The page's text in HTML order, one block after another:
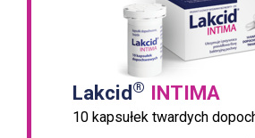
Lakcid® INTIMA
10 kapsułek twardych